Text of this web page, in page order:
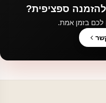
ספציפית?
לכם בזמן אמת.